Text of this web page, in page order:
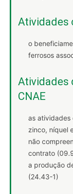
Atividades
o
ferrosos
Atividades
CNAE
as atividades
zinco, níquel
não
contrato
a produção
(24.43-1)